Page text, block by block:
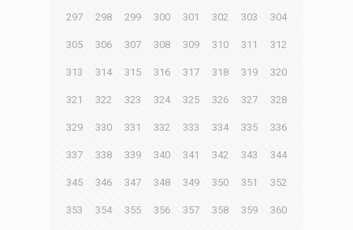
297 298 299 300 301 302 303 304
305 306 307 308 309 310 311 312
313 314 315 316 317 318 319 320
321 322 323 324 325 326 327 328
329 330 331 332 333 334 335 336
337 338 339 340 341 342 343 344
345 346 347 348 349 350 351 352
353 354 355 356 357 358 359 360